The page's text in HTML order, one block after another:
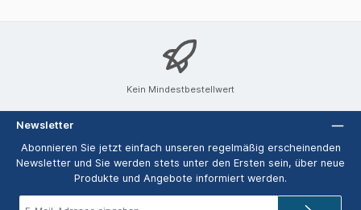
Kein Mindestbestellwert
Newsletter
Abonnieren Sie jetzt einfach unseren regelmäßig erscheinenden
Newsletter und Sie werden stets unter den Ersten sein, über neue
Produkte und Angebote informiert werden.